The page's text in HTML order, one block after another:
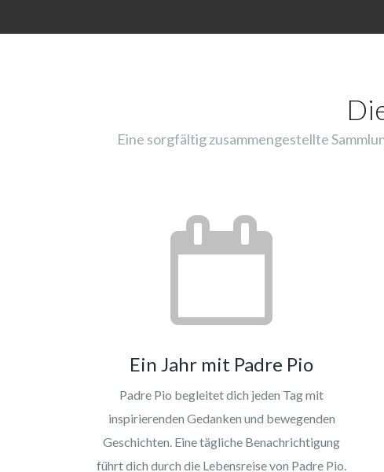
Eine sorgfältig zusammengestellte
Ein Jahr mit Padre Pio
Padre Pio begleitet dich jeden Tag mit
inspirierenden Gedanken und bewegenden
Geschichten. Eine tägliche Benachrichtigung
führt dich durch die Lebensreise von Padre Pio.